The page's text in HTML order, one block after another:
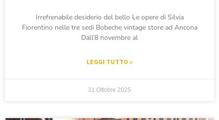
Irrefrenabile desiderio del bello Le opere di Silvia
Fiorentino nelle tre sedi Bobeche vintage store ad Ancona
Dall’8 novembre al
LEGGI TUTTO »
31 Ottobre 2025